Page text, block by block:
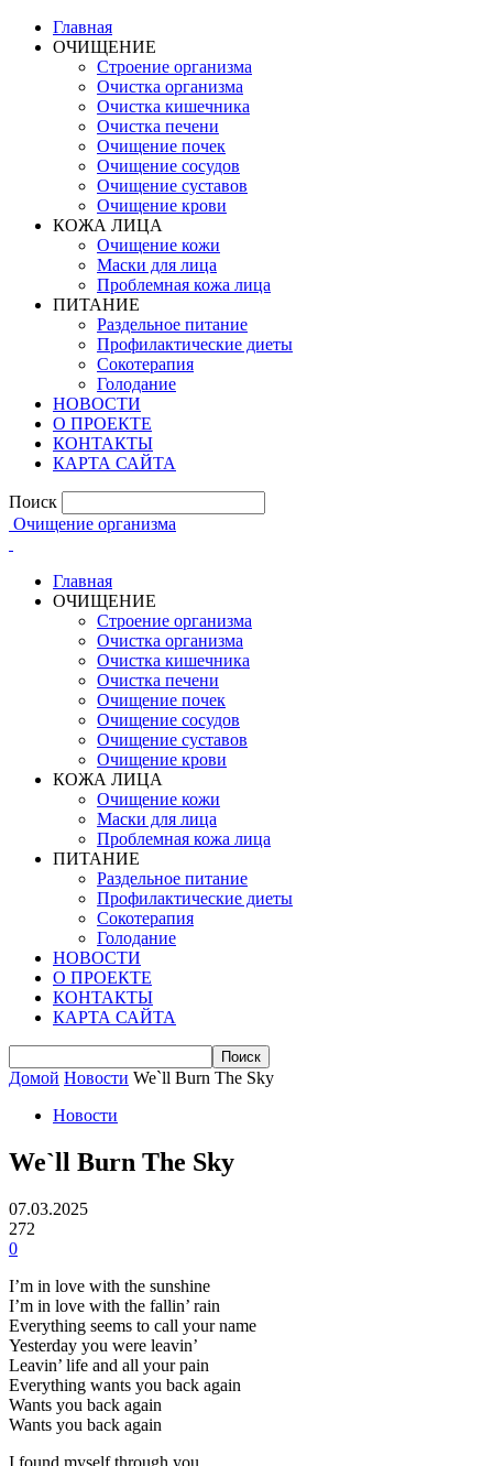
Главная
ОЧИЩЕНИЕ
Строение организма
Очистка организма
Очистка кишечника
Очистка печени
Очищение почек
Очищение сосудов
Очищение суставов
Очищение крови
КОЖА ЛИЦА
Очищение кожи
Маски для лица
Проблемная кожа лица
ПИТАНИЕ
Раздельное питание
Профилактические диеты
Сокотерапия
Голодание
НОВОСТИ
О ПРОЕКТЕ
КОНТАКТЫ
КАРТА САЙТА
Поиск
Очищение организма
Главная
ОЧИЩЕНИЕ
Строение организма
Очистка организма
Очистка кишечника
Очистка печени
Очищение почек
Очищение сосудов
Очищение суставов
Очищение крови
КОЖА ЛИЦА
Очищение кожи
Маски для лица
Проблемная кожа лица
ПИТАНИЕ
Раздельное питание
Профилактические диеты
Сокотерапия
Голодание
НОВОСТИ
О ПРОЕКТЕ
КОНТАКТЫ
КАРТА САЙТА
Домой Новости We`ll Burn The Sky
Новости
We`ll Burn The Sky
07.03.2025
272
0
I’m in love with the sunshine
I’m in love with the fallin’ rain
Everything seems to call your name
Yesterday you were leavin’
Leavin’ life and all your pain
Everything wants you back again
Wants you back again
Wants you back again
I found myself through you